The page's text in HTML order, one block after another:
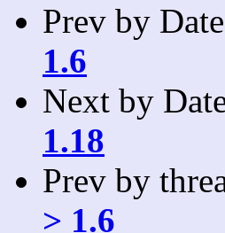
Prev by
1.6
Next by
1.18
Prev by
> 1.6